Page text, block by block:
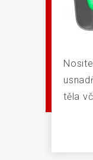
těla